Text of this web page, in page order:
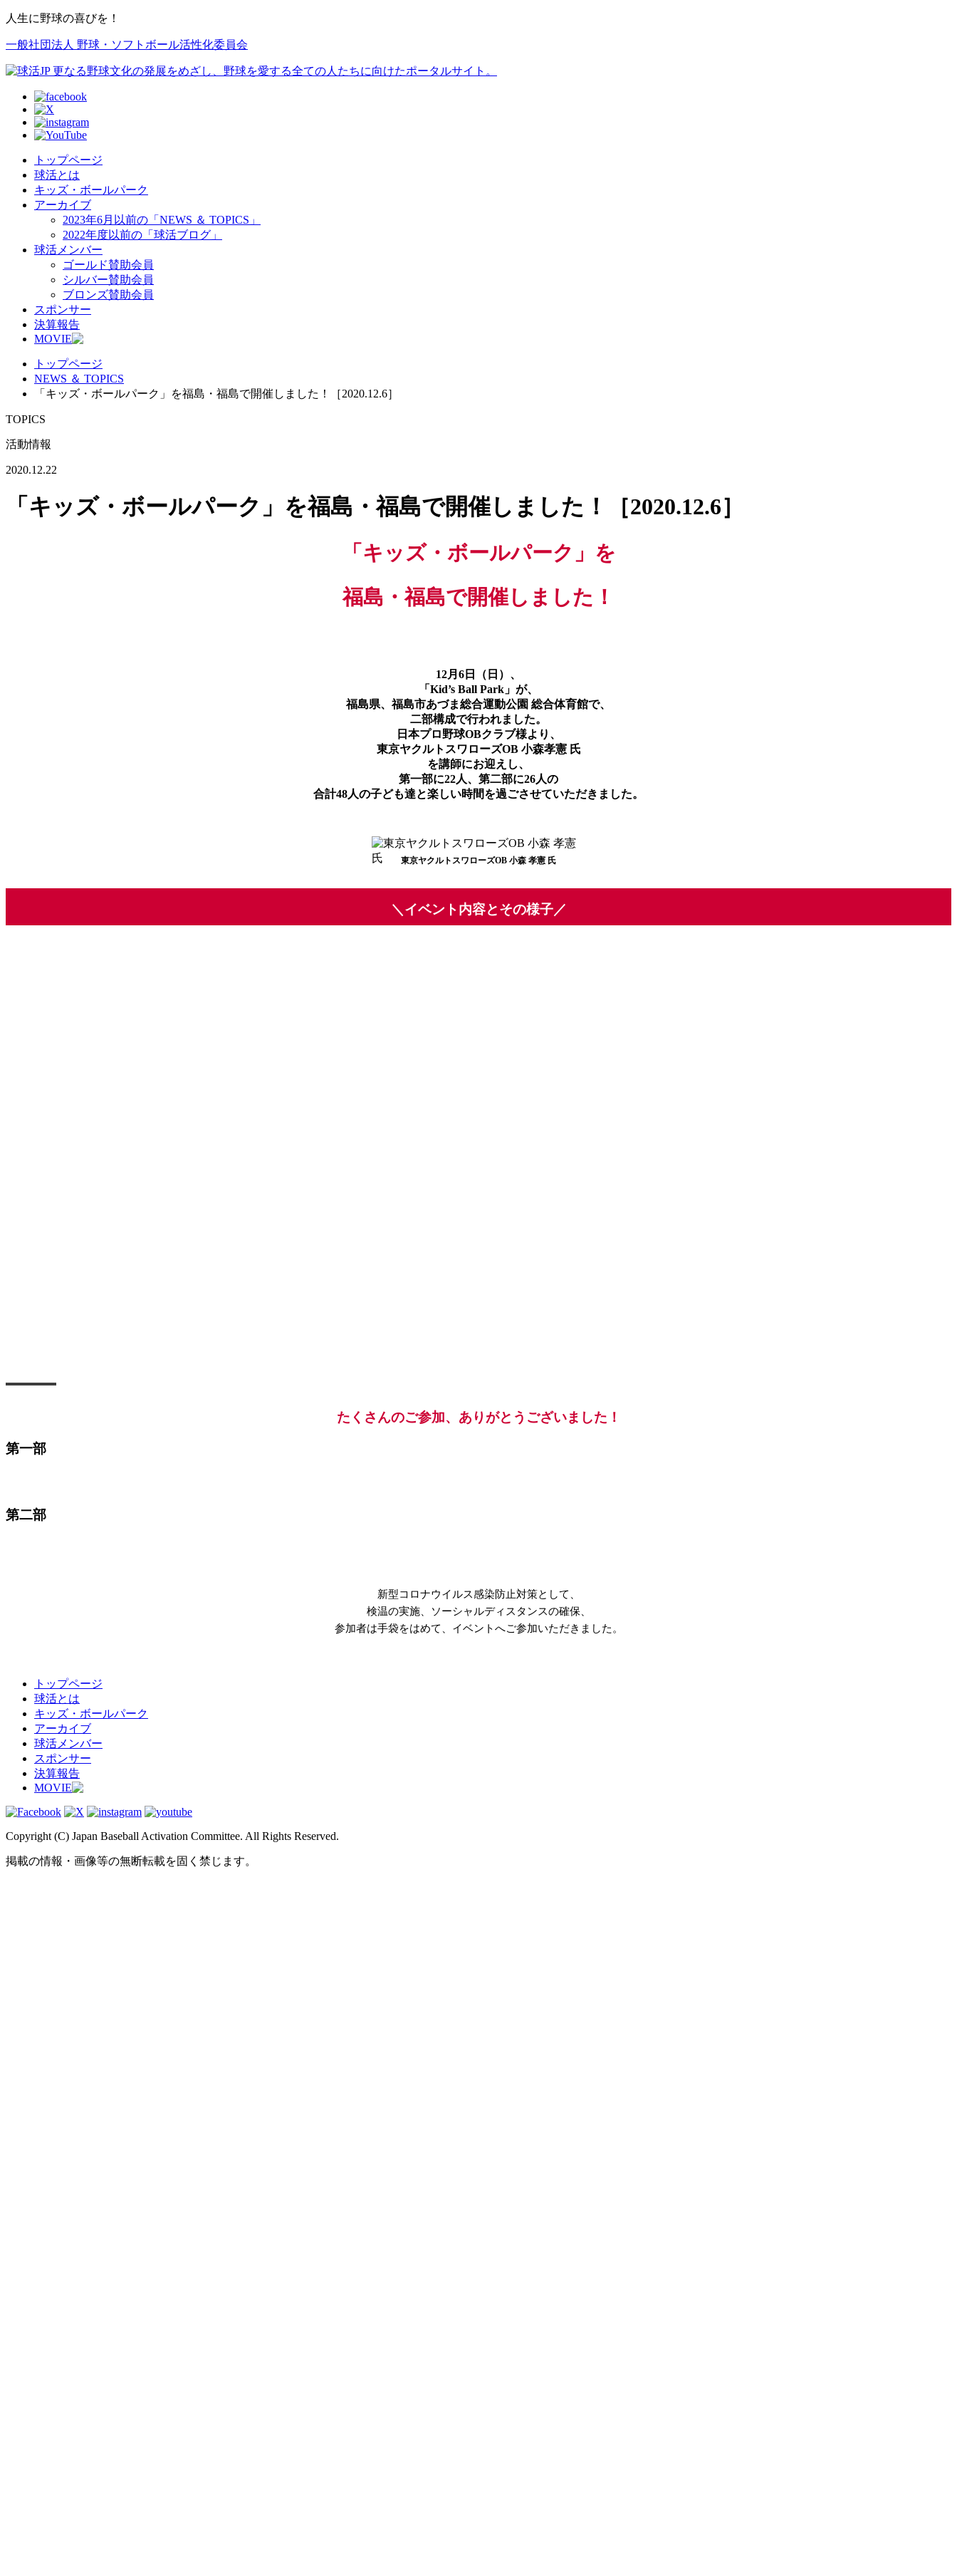
人生に野球の喜びを！
一般社団法人 野球・ソフトボール活性化委員会
トップページ
球活とは
キッズ・ボールパーク
アーカイブ
2023年6月以前の「NEWS ＆ TOPICS」
2022年度以前の「球活ブログ」
球活メンバー
ゴールド賛助会員
シルバー賛助会員
ブロンズ賛助会員
スポンサー
決算報告
MOVIE
トップページ
NEWS ＆ TOPICS
「キッズ・ボールパーク」を福島・福島で開催しました！［2020.12.6］
TOPICS
活動情報
2020.12.22
「キッズ・ボールパーク」を福島・福島で開催しました！［2020.12.6］
「キッズ・ボールパーク」を
福島・福島で開催しました！
12月6日（日）、
「Kid’s Ball Park」が、
福島県、福島市あづま総合運動公園 総合体育館で、
二部構成で行われました。
日本プロ野球OBクラブ様より、
東京ヤクルトスワローズOB 小森孝憲 氏
を講師にお迎えし、
第一部に22人、第二部に26人の
合計48人の子ども達と楽しい時間を過ごさせていただきました。
東京ヤクルトスワローズOB 小森 孝憲 氏
＼イベント内容とその様子／
たくさんのご参加、ありがとうございました！
第一部
第二部
新型コロナウイルス感染防止対策として、
検温の実施、ソーシャルディスタンスの確保、
参加者は手袋をはめて、イベントへご参加いただきました。
トップページ
球活とは
キッズ・ボールパーク
アーカイブ
球活メンバー
スポンサー
決算報告
MOVIE
Copyright (C) Japan Baseball Activation Committee. All Rights Reserved.
掲載の情報・画像等の無断転載を固く禁じます。